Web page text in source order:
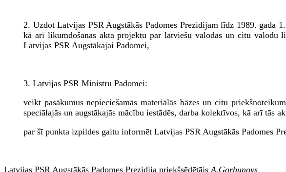
2. Uzdot Latvijas PSR Augstākās Padomes Prezidijam līdz 1989.
kā arī likumdošanas akta projektu par latviešu valodas un citu valodu
Latvijas PSR Augstākajai Padomei,
3. Latvijas PSR Ministru Padomei:
veikt pasākumus nepieciešamās materiālās bāzes un citu
speciālajās un augstākajās mācību iestādēs, darba kolektīvos, kā arī tās
par šī punkta izpildes gaitu informēt Latvijas PSR Augstākās Padomes
Latvijas PSR Augstākās Padomes Prezidija priekšsēdētājs A.Gorbunovs